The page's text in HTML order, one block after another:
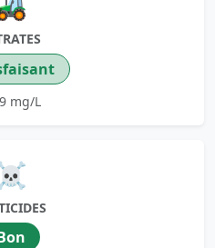
mg/L